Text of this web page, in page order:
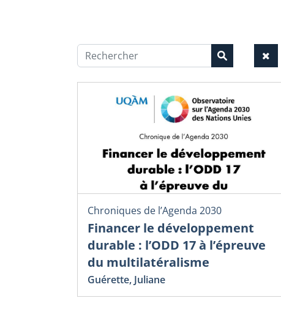
Chroniques de l’Agenda 2030
Financer le développement
durable : l’ODD 17 à l’épreuve
du multilatéralisme
Guérette, Juliane